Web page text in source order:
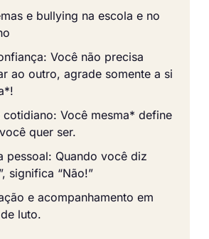
e bullying na escola e no
Você não precisa
ao outro, agrade somente a si
cotidiano: Você mesma* define
quer ser.
pessoal: Quando você diz
significa “Não!”
e acompanhamento em
luto.